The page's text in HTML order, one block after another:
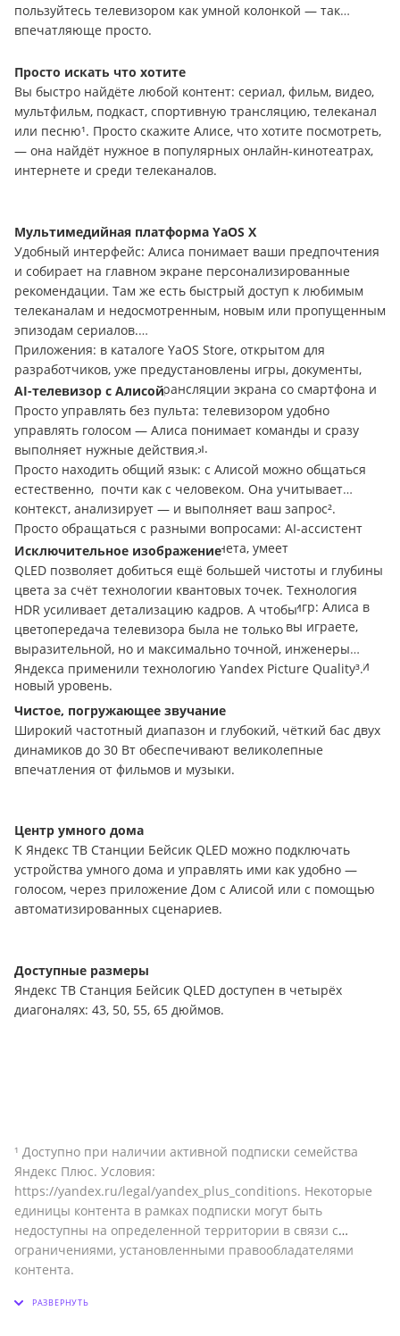
пользуйтесь телевизором как умной колонкой — так
впечатляюще просто.
Просто искать что хотите
Вы быстро найдёте любой контент: сериал, фильм, видео,
мультфильм, подкаст, спортивную трансляцию, телеканал
или песню¹. Просто cкажите Алисе, что хотите посмотреть,
— она найдёт нужное в популярных онлайн-кинотеатрах,
интернете и среди телеканалов.
Мультимедийная платформа YaOS X
Удобный интерфейс: Алиса понимает ваши предпочтения
и собирает на главном экране персонализированные
рекомендации. Там же есть быстрый доступ к любимым
телеканалам и недосмотренным, новым или пропущенным
эпизодам сериалов.
Приложения: в каталоге YaOS Store, открытом для
разработчиков, уже предустановлены игры, документы,
программаEshareдля трансляции экрана со смартфона и
другие популярные приложения — и список будет
пополняться. А если не нашли нужное, устанавливайте
приложения через APK-файлы.
AI-телевизор с Алисой
Просто управлять без пульта: телевизором удобно
управлять голосом — Алиса понимает команды и сразу
выполняет нужные действия.
Просто находить общий язык: с Алисой можно общаться
естественно, почти как с человеком. Она учитывает
контекст, анализирует — и выполняет ваш запрос².
Просто обращаться с разными вопросами: AI-ассистент
обладает всеми знаниями интернета, умеет
анализировать информацию и развёрнуто отвечать на
вопросы.
Просто погружаться во вселенные любимых игр: Алиса в
реальном времени понимает, в какую игру вы играете,
распознаёт, что происходит на экране, определяет
контекст игры и даёт подсказки — например, как пройти
новый уровень.
Исключительное изображение
QLED позволяет добиться ещё большей чистоты и глубины
цвета за счёт технологии квантовых точек. Технология
HDR усиливает детализацию кадров. А чтобы
цветопередача телевизора была не только
выразительной, но и максимально точной, инженеры
Яндекса применили технологию Yandex Picture Quality³.
Чистое, погружающее звучание
Широкий частотный диапазон и глубокий, чёткий бас двух
динамиков до 30 Вт обеспечивают великолепные
впечатления от фильмов и музыки.
Центр умного дома
К Яндекс ТВ Станции Бейсик QLED можно подключать
устройства умного дома и управлять ими как удобно —
голосом, через приложение Дом с Алисой или с помощью
автоматизированных сценариев.
Доступные размеры
Яндекс ТВ Станция Бейсик QLED доступен в четырёх
диагоналях: 43, 50, 55, 65 дюймов.
¹ Доступно при наличии активной подписки семейства
Яндекс Плюс. Условия:
https://yandex.ru/legal/yandex plus conditions. Некоторые
единицы контента в рамках подписки могут быть
недоступны на определенной территории в связи с
ограничениями, установленными правообладателями
контента.
Станцией с помощью голосового помощника на русском